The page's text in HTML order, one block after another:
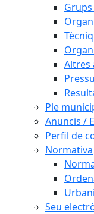
Altres
Ple
Anuncis /
Perfil de
Normativa
Seu